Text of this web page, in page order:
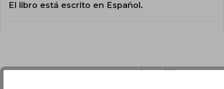
El libro está escrito en Español.
Preguntas y respuestas sobre el libro